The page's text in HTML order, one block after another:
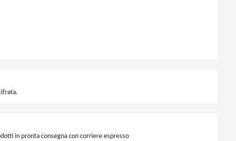
in pronta consegna con corriere espresso